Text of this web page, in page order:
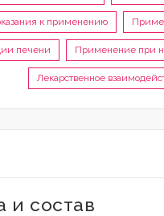
к применению
печени Применение при
Лекарственное
и состав